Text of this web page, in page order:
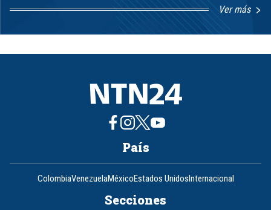
Ver más
1
8
País
ColombiaVenezuelaMéxicoEstados UnidosInternacional
Secciones